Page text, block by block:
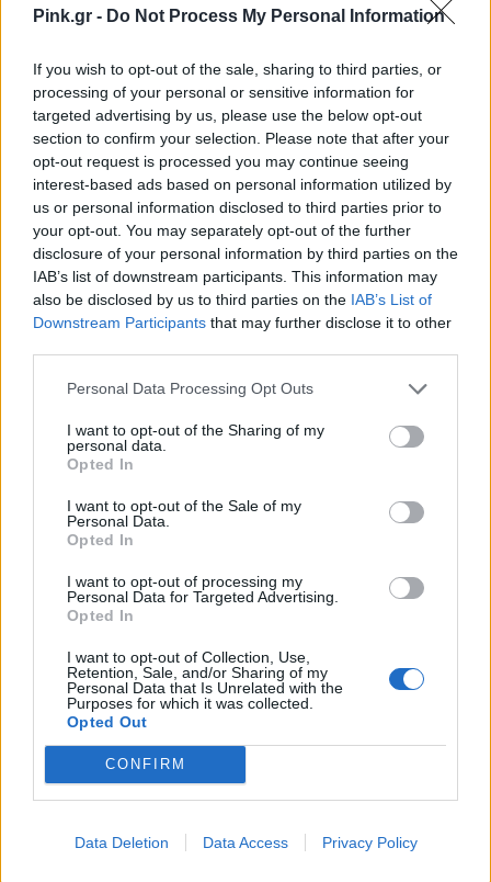
Pink.gr - Do Not Process My Personal Information
If you wish to opt-out of the sale, sharing to third parties, or
processing of your personal or sensitive information for
targeted advertising by us, please use the below opt-out
section to confirm your selection. Please note that after your
opt-out request is processed you may continue seeing
interest-based ads based on personal information utilized by
us or personal information disclosed to third parties prior to
your opt-out. You may separately opt-out of the further
disclosure of your personal information by third parties on the
IAB’s list of downstream participants. This information may
also be disclosed by us to third parties on the IAB’s List of
Downstream Participants that may further disclose it to other
Personal Data Processing Opt Outs
I want to opt-out of the Sharing of my
personal data.
Opted In
I want to opt-out of the Sale of my
Personal Data.
Opted In
I want to opt-out of processing my
Personal Data for Targeted Advertising.
Opted In
I want to opt-out of Collection, Use,
Retention, Sale, and/or Sharing of my
Personal Data that Is Unrelated with the
Purposes for which it was collected.
Opted Out
CONFIRM
Data Deletion Data Access Privacy Policy
A post shared by Jūgoa (@cunhaporanga_oficial)